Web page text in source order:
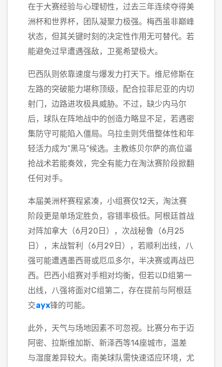
在于大赛经验与心理韧性，过去三年连续夺得美
洲杯和世界杯，团队凝聚力极强。梅西虽非巅峰
状态，但其关键时刻的决定性作用无可替代。若
能避免过早遭遇强敌，卫冕希望极大。
巴西队则依靠速度与爆发力打天下。维尼修斯在
左路的突破能力堪称顶级，配合拉菲尼亚的内切
射门，边路进攻极具威胁。不过，缺少内马尔
后，球队在阵地战中的创造力略显不足，若遇密
集防守可能陷入僵局。乌拉圭则凭借整体性和年
轻活力成为“黑马”候选。主教练贝尔萨的高位逼
抢战术若能奏效，完全有能力在淘汰赛阶段掀翻
任何对手。
本届美洲杯赛程紧凑，小组赛仅12天，淘汰赛
阶段更是单场定胜负，容错率极低。阿根廷首战
对阵加拿大（6月20日），次战秘鲁（6月25
日），末战智利（6月29日），若顺利出线，八
强可能遭遇墨西哥或厄瓜多尔，半决赛或再战巴
西。巴西小组赛对手相对均衡，但若以D组第一
出线，八强将面对C组第二，存在提前与阿根廷
交ayx锋的可能。
此外，天气与场地因素不可忽视。比赛分布于迈
阿密、拉斯维加斯、新泽西等14座城市，温差
与湿度差异较大。南美球队需快速适应环境，尤